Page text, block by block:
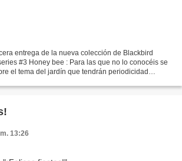
entrega de la nueva colección de Blackbird
#3 Honey bee : Para las que no lo conocéis se
el tema del jardín que tendrán periodicidad
13:26